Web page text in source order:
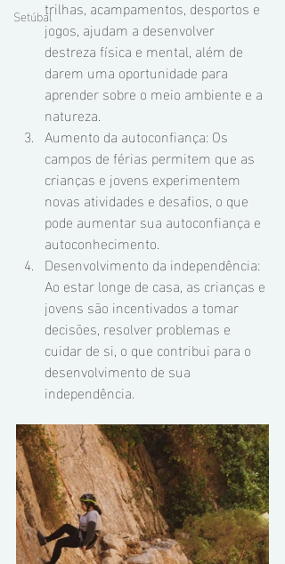
Setúbaltrilhas, acampamentos, desportos e
jogos, ajudam a desenvolver
destreza física e mental, além de
darem uma oportunidade para
aprender sobre o meio ambiente e a
natureza.
Aumento da autoconfiança: Os
campos de férias permitem que as
crianças e jovens experimentem
novas atividades e desafios, o que
pode aumentar sua autoconfiança e
autoconhecimento.
Desenvolvimento da independência:
Ao estar longe de casa, as crianças e
jovens são incentivados a tomar
decisões, resolver problemas e
cuidar de si, o que contribui para o
desenvolvimento de sua
independência.